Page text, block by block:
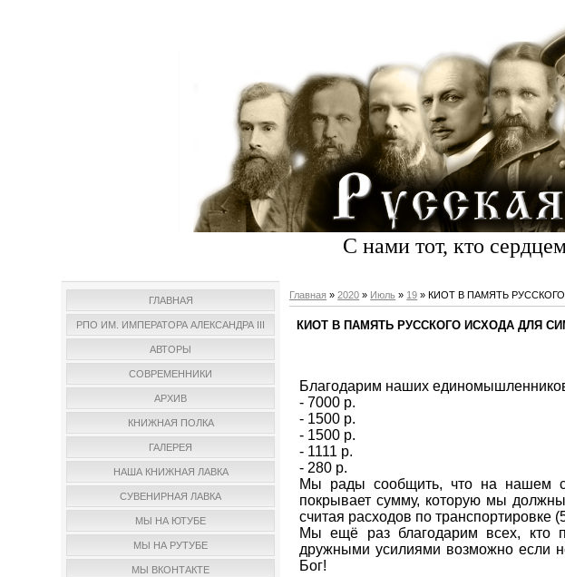
С нами тот, кто
ГЛАВНАЯ
РПО ИМ. ИМПЕРАТОРА АЛЕКСАНДРА III
АВТОРЫ
СОВРЕМЕННИКИ
АРХИВ
КНИЖНАЯ ПОЛКА
ГАЛЕРЕЯ
НАША КНИЖНАЯ ЛАВКА
СУВЕНИРНАЯ ЛАВКА
МЫ НА ЮТУБЕ
МЫ НА РУТУБЕ
МЫ ВКОНТАКТЕ
Главная »2020 » Июль » 19 » КИОТ В ПАМЯТЬ
КИОТ В ПАМЯТЬ РУССКОГО ИСХОДА ДЛЯ
Благодарим наших
- 7000 р.
- 1500 р.
- 1500 р.
- 1111 р.
- 280 р.
Мы рады сообщить, что на нашем
покрывает сумму, которую мы должны
считая расходов по транспортировке
Мы ещё раз благодарим всех, кто
дружными усилиями возможно если
Бог!